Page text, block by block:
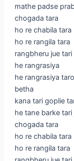
mathe padse
chogada tara
ho re chabila tara
ho re rangila tara
rangbheru jue
he rangrasiya
he rangrasiya
betha
kana tari goplie
he tane barke
chogada tara
ho re chabila tara
ho re rangila tara